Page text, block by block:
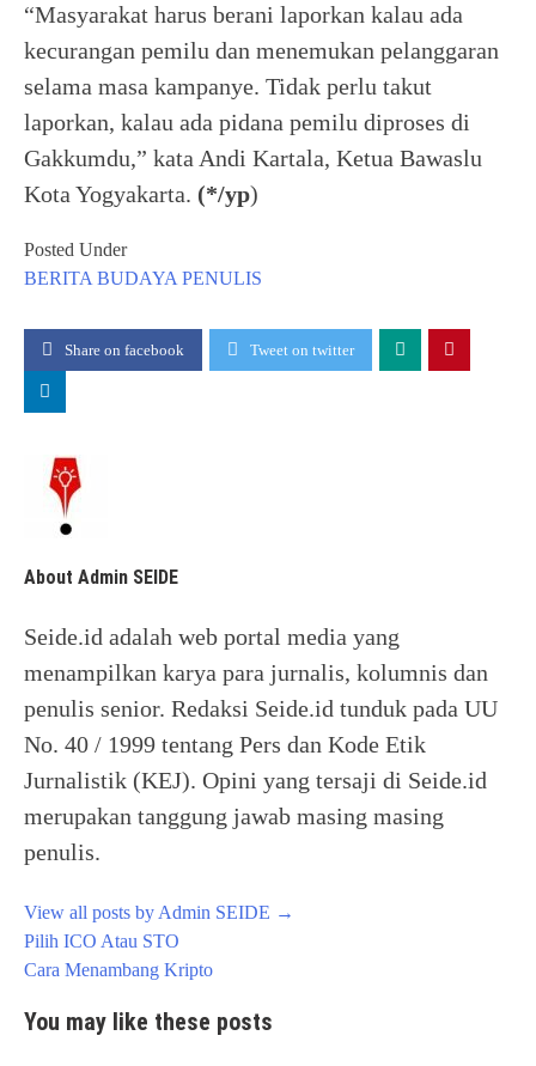
“Masyarakat harus berani laporkan kalau ada
kecurangan pemilu dan menemukan pelanggaran
selama masa kampanye. Tidak perlu takut
laporkan, kalau ada pidana pemilu diproses di
Gakkumdu,” kata Andi Kartala, Ketua Bawaslu
Kota Yogyakarta. (*/yp)
Posted Under
BERITA BUDAYA PENULIS
Share on facebook Tweet on twitter
About Admin SEIDE
Seide.id adalah web portal media yang
menampilkan karya para jurnalis, kolumnis dan
penulis senior. Redaksi Seide.id tunduk pada UU
No. 40 / 1999 tentang Pers dan Kode Etik
Jurnalistik (KEJ). Opini yang tersaji di Seide.id
merupakan tanggung jawab masing masing
penulis.
View all posts by Admin SEIDE →
Post
navigation
Pilih ICO Atau STO
Cara Menambang Kripto
You may like these posts